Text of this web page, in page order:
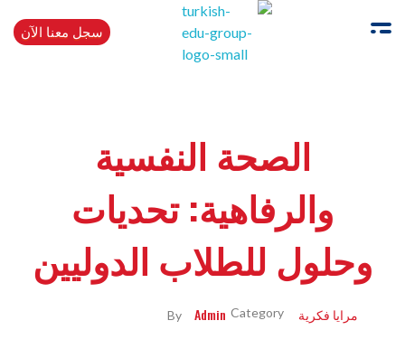
سجل معنا الآن
الصحة النفسية
والرفاهية: تحديات
وحلول للطلاب الدوليين
By Admin مرايا فكرية